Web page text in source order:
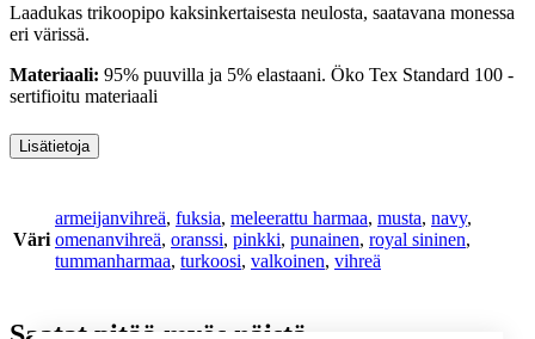
Laadukas trikoopipo kaksinkertaisesta neulosta, saatavana monessa
eri värissä.
Materiaali: 95% puuvilla ja 5% elastaani. Öko Tex Standard 100 -
sertifioitu materiaali
Lisätietoja
Väri
armeijanvihreä, fuksia, meleerattu harmaa, musta, navy,
omenanvihreä, oranssi, pinkki, punainen, royal sininen,
tummanharmaa, turkoosi, valkoinen, vihreä